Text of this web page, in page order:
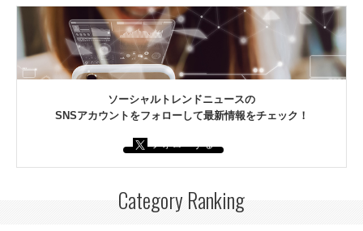
ソーシャルトレンドニュースの
SNSアカウントをフォローして最新情報をチェック！
Category Ranking